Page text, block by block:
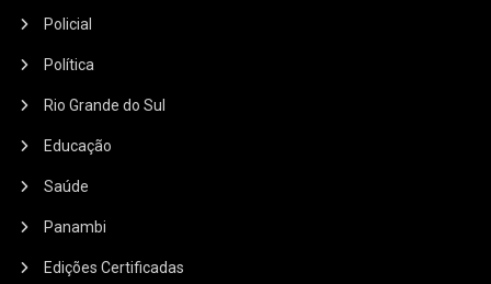
Policial
Política
Rio Grande do Sul
Educação
Saúde
Panambi
Edições Certificadas